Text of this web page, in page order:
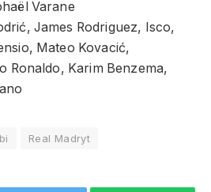
Varane
James Rodriguez, Isco,
Mateo Kovacić,
Ronaldo, Karim Benzema,
Real Madryt